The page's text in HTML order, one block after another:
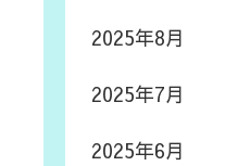
2025年8月
2025年7月
2025年6月